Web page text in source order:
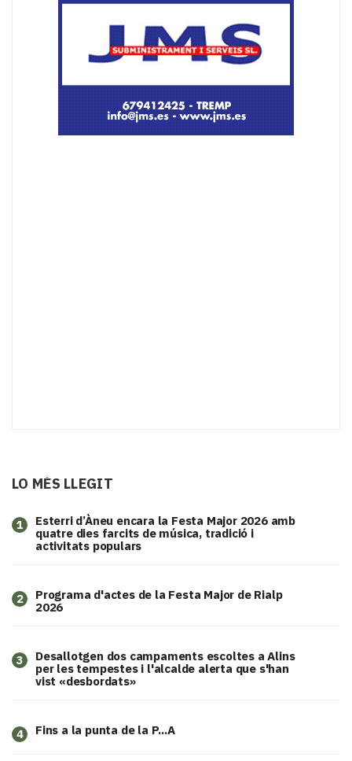
LO MÉS LLEGIT
1
Esterri d’Àneu encara la Festa Major 2026 amb
quatre dies farcits de música, tradició i
activitats populars
2
Programa d'actes de la Festa Major de Rialp
2026
3
​Desallotgen dos campaments escoltes a Alins
per les tempestes i l'alcalde alerta que s'han
vist «desbordats»
4 Fins a la punta de la P...A